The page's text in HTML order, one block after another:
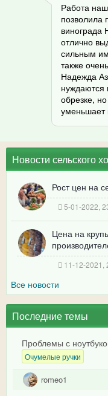
Работа
позволила
винограда
отлично
сильным
также
Надежда
обрезке,
уменьшает
Новости сельского
Рост цен на
5-01-2022,
Цена на
11-12-2021,
Все новости
Последние темы
Проблемы с
Очумелые ручки
romeo1